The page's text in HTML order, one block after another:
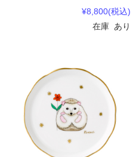
¥8,800(税込)
在庫 あり